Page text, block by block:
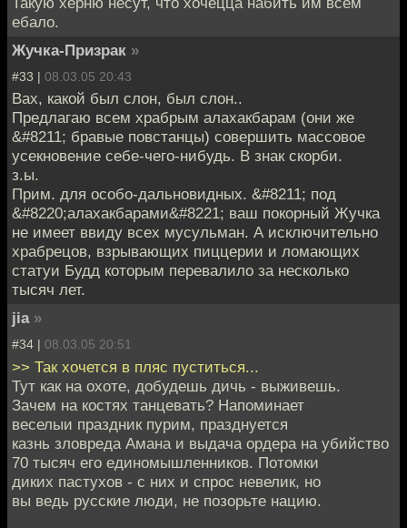
ебало.
Жучка-Призрак »
#33 | 08.03.05 20:43
Вах, какой был слон, был слон..
Предлагаю всем храбрым алахакбарам (они же
&#8211; бравые повстанцы) совершить массовое
усекновение себе-чего-нибудь. В знак скорби.
з.ы.
Прим. для особо-дальновидных. &#8211; под
&#8220;алахакбарами&#8221; ваш покорный Жучка
не имеет ввиду всех мусульман. А исключительно
храбрецов, взрывающих пиццерии и ломающих
статуи Будд которым перевалило за несколько
тысяч лет.
jia »
#34 | 08.03.05 20:51
>> Так хочется в пляс пуститься...
Тут как на охоте, добудешь дичь - выживешь.
Зачем на костях танцевать? Напоминает
веселыи праздник пурим, празднуется
казнь зловреда Амана и выдача ордера на убийство
70 тысяч его единомышленников. Потомки
диких пастухов - с них и спрос невелик, но
вы ведь русские люди, не позорьте нацию.